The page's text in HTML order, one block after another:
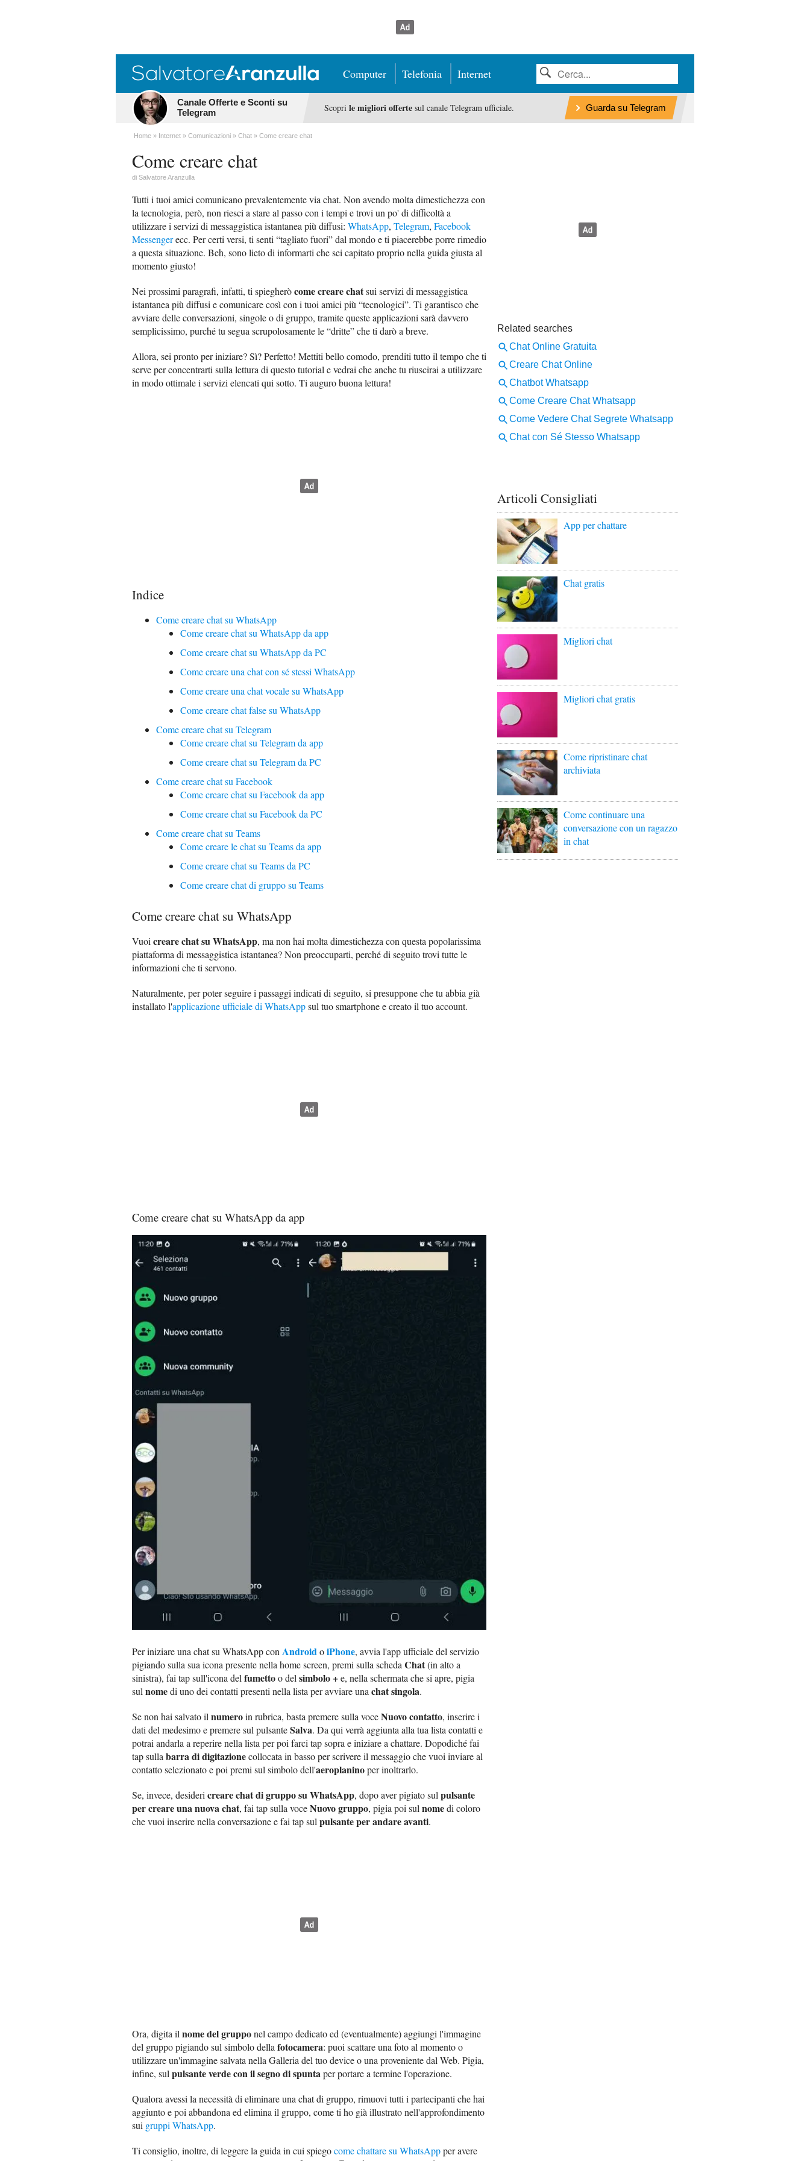
Computer Telefonia Internet
Canale Offerte e Sconti su
Telegram
Scopri le migliori offertesul canale Telegram ufficiale. Guarda su Telegram
Home Internet Comunicazioni Chat Come creare chat
Come creare chat
di Salvatore Aranzulla
Tutti i tuoi amici comunicano prevalentemente via chat. Non avendo molta dimestichezza con
la tecnologia, però, non riesci a stare al passo con i tempi e trovi un po' di difficoltà a
utilizzare i servizi di messaggistica istantanea più diffusi: WhatsApp, Telegram, Facebook
Messengerecc. Per certi versi, ti senti “tagliato fuori” dal mondo e ti piacerebbe porre rimedio
a questa situazione. Beh, sono lieto di informarti che sei capitato proprio nella guida giusta al
momento giusto!
Nei prossimi paragrafi, infatti, ti spiegheròcome creare chatsui servizi di messaggistica
istantanea più diffusi e comunicare così con i tuoi amici più “tecnologici”. Ti garantisco che
avviare delle conversazioni, singole o di gruppo, tramite queste applicazioni sarà davvero
semplicissimo, purché tu segua scrupolosamente le “dritte” che ti darò a breve.
Allora, sei pronto per iniziare? Sì? Perfetto! Mettiti bello comodo, prenditi tutto il tempo che ti
serve per concentrarti sulla lettura di questo tutorial e vedrai che anche tu riuscirai a utilizzare
in modo ottimale i servizi elencati qui sotto. Ti auguro buona lettura!
Indice
Come creare chat su WhatsApp
Come creare chat su WhatsApp da app
Come creare chat su WhatsApp da PC
Come creare una chat con sé stessi WhatsApp
Come creare una chat vocale su WhatsApp
Come creare chat false su WhatsApp
Come creare chat su Telegram
Come creare chat su Telegram da app
Come creare chat su Telegram da PC
Come creare chat su Facebook
Come creare chat su Facebook da app
Come creare chat su Facebook da PC
Come creare chat su Teams
Come creare le chat su Teams da app
Come creare chat su Teams da PC
Come creare chat di gruppo su Teams
Come creare chat su WhatsApp
Vuoi creare chat su WhatsApp, ma non hai molta dimestichezza con questa popolarissima
piattaforma di messaggistica istantanea? Non preoccuparti, perché di seguito trovi tutte le
informazioni che ti servono.
Naturalmente, per poter seguire i passaggi indicati di seguito, si presuppone che tu abbia già
installato l'applicazione ufficiale di WhatsAppsul tuo smartphone e creato il tuo account.
Come creare chat su WhatsApp da app
Per iniziare una chat su WhatsApp conAndroidoiPhone, avvia l'app ufficiale del servizio
pigiando sulla sua icona presente nella home screen, premi sulla schedaChat(in alto a
sinistra), fai tap sull'icona delfumettoo delsimbolo +e, nella schermata che si apre, pigia
sulnomedi uno dei contatti presenti nella lista per avviare unachat singola.
Se non hai salvato ilnumeroin rubrica, basta premere sulla voceNuovo contatto, inserire i
dati del medesimo e premere sul pulsanteSalva. Da qui verrà aggiunta alla tua lista contatti e
potrai andarla a reperire nella lista per poi farci tap sopra e iniziare a chattare. Dopodiché fai
tap sullabarra di digitazionecollocata in basso per scrivere il messaggio che vuoi inviare al
contatto selezionato e poi premi sul simbolo dell'aeroplaninoper inoltrarlo.
Se, invece, desidericreare chat di gruppo su WhatsApp, dopo aver pigiato sulpulsante
per creare una nuova chat, fai tap sulla voceNuovo gruppo, pigia poi sulnomedi coloro
che vuoi inserire nella conversazione e fai tap sulpulsante per andare avanti.
Ora, digita ilnome del grupponel campo dedicato ed (eventualmente) aggiungi l'immagine
del gruppo pigiando sul simbolo dellafotocamera: puoi scattare una foto al momento o
utilizzare un'immagine salvata nella Galleria del tuo device o una proveniente dal Web. Pigia,
infine, sulpulsante verde con il segno di spuntaper portare a termine l'operazione.
Qualora avessi la necessità di eliminare una chat di gruppo, rimuovi tutti i partecipanti che hai
aggiunto e poi abbandona ed elimina il gruppo, come ti ho già illustrato nell'approfondimento
sui gruppi WhatsApp.
Ti consiglio, inoltre, di leggere la guida in cui spiegocome chattare su WhatsAppper avere
Articoli Consigliati
App per chattare
Chat gratis
Migliori chat
Migliori chat gratis
Come ripristinare chat
archiviata
Come continuare una
conversazione con un ragazzo
in chat